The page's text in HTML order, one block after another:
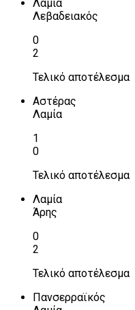
Λαμία
Λεβαδειακός
0
2
Τελικό αποτέλεσμα
Αστέρας
Λαμία
1
0
Τελικό αποτέλεσμα
Λαμία
Άρης
0
2
Τελικό αποτέλεσμα
Πανσερραϊκός